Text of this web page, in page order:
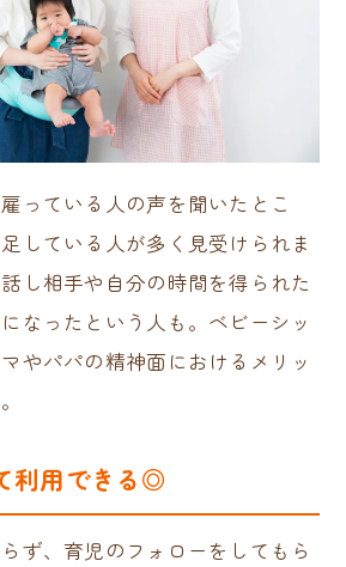
っている人の声を聞いたとこ
している人が多く見受けられま
し相手や自分の時間を得られた
なったという人も。ベビーシッ
やパパの精神面におけるメリッ
利用できる◎
ず、育児のフォローをしてもら